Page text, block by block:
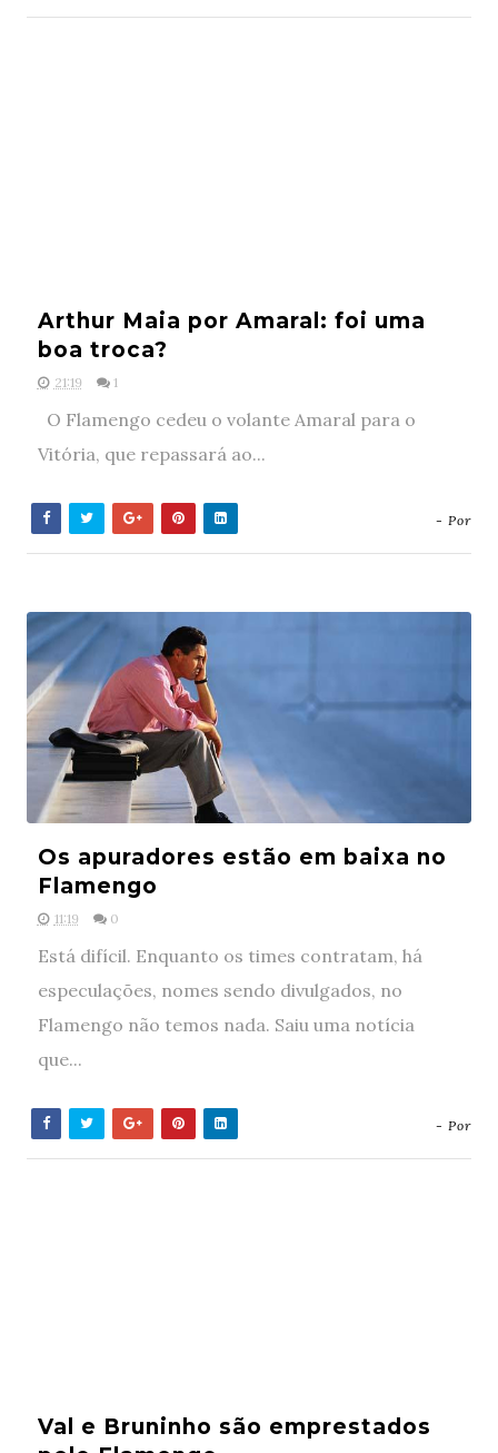
Arthur Maia por Amaral: foi uma
boa troca?
21:19 1
O Flamengo cedeu o volante Amaral para o
Vitória, que repassará ao...
- Por
Os apuradores estão em baixa no
Flamengo
11:19 0
Está difícil. Enquanto os times contratam, há
especulações, nomes sendo divulgados, no
Flamengo não temos nada. Saiu uma notícia
que...
- Por
Val e Bruninho são emprestados